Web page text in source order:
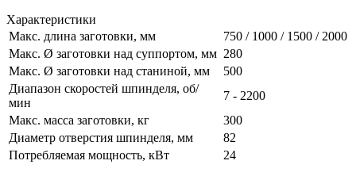
Характеристики
Макс. длина заготовки, мм
750 / 1000 / 1500 / 2000
Макс. Ø заготовки над суппортом, мм 280
Макс. Ø заготовки над станиной, мм
500
Диапазон скоростей шпинделя, об/
мин
7 - 2200
Макс. масса заготовки, кг
300
Диаметр отверстия шпинделя, мм
82
Потребляемая мощность, кВт
24